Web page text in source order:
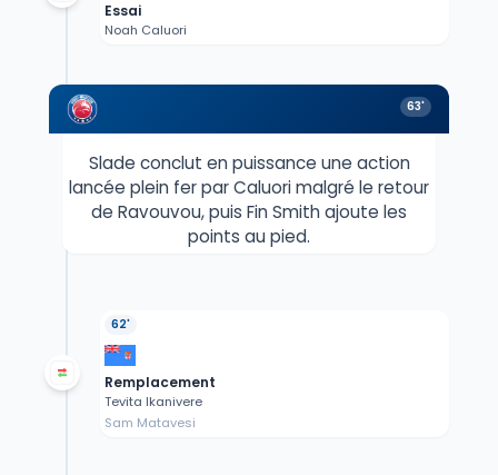
Essai
Noah Caluori
63'
Slade conclut en puissance une action
lancée plein fer par Caluori malgré le retour
de Ravouvou, puis Fin Smith ajoute les
points au pied.
62'
Remplacement
Tevita Ikanivere
Sam Matavesi